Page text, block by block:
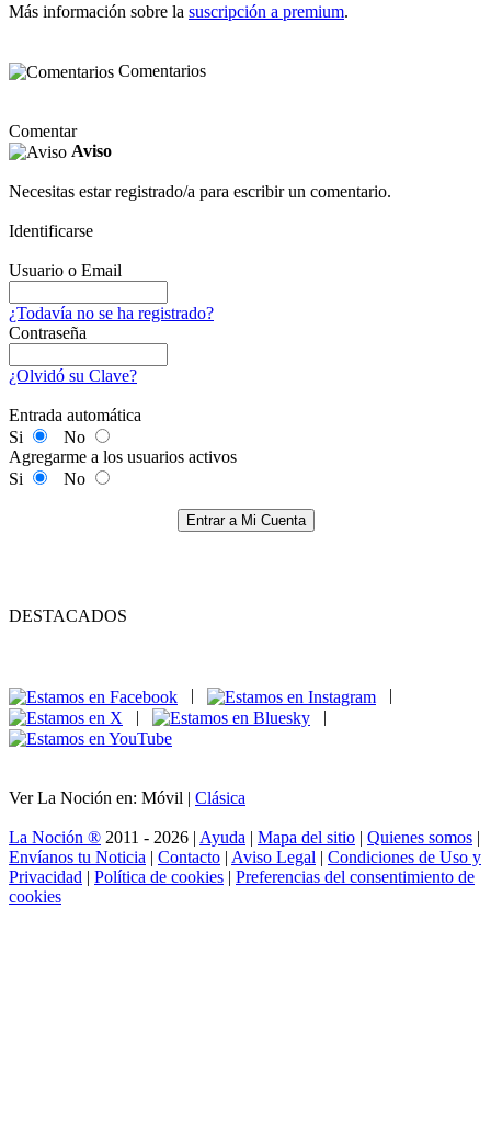
Más información sobre la suscripción a premium.
Comentarios
Comentar
Aviso
Necesitas estar registrado/a para escribir un comentario.
Identificarse
Usuario o Email
¿Todavía no se ha registrado?
Contraseña
¿Olvidó su Clave?
Entrada automática
Si
No
Agregarme a los usuarios activos
Si
No
Entrar a Mi Cuenta
DESTACADOS
|
|
Ver La Noción en: Móvil | Clásica
La Noción ® 2011 - 2026 | Ayuda | Mapa del sitio | Quienes somos |
Envíanos tu Noticia | Contacto | Aviso Legal | Condiciones de Uso y
Privacidad | Política de cookies | Preferencias del consentimiento de
cookies